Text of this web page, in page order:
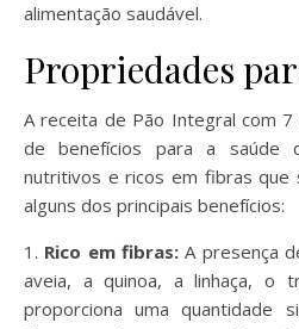
alimentação saudável.
Propriedades
A receita de Pão Integral com
de benefícios para a saúde
nutritivos e ricos em fibras que
alguns dos principais benefícios:
1. Rico em fibras:A presença
aveia, a quinoa, a linhaça, o
proporciona uma quantidade